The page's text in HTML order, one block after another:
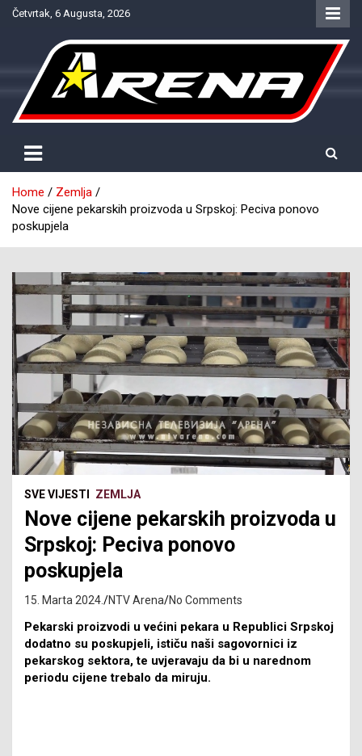
SkipČetvrtak, 6 Augusta, 2026
NTV Arena
Home
Zemlja
Nove cijene pekarskih proizvoda u Srpskoj: Peciva ponovo
poskupjela
SVE VIJESTI ZEMLJA
Nove cijene pekarskih proizvoda u
Srpskoj: Peciva ponovo
poskupjela
15. Marta 2024. NTV Arena No Comments
Pekarski proizvodi u većini pekara u Republici Srpskoj
dodatno su poskupjeli, ističu naši sagovornici iz
pekarskog sektora, te uvjeravaju da bi u narednom
periodu cijene trebalo da miruju.